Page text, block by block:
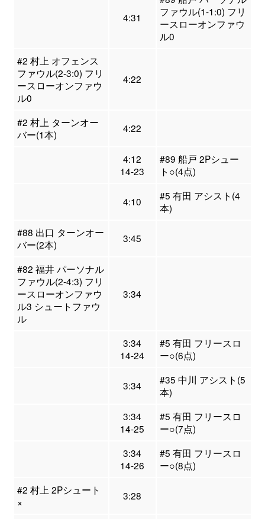
4:31
ファウル(1-1:0) フリ
ースローオンファウ
ル0
#2 村上 オフェンス
ファウル(2-3:0) フリ
ースローオンファウ
ル0
4:22
#2 村上 ターンオー
バー(1本)
4:22
4:12
14-23
#89 船戸 2Pシュー
ト○(4点)
4:10
#5 有田 アシスト(4
本)
#88 出口 ターンオー
バー(2本)
3:45
#82 福井 パーソナル
ファウル(2-4:3) フリ
ースローオンファウ
ル3 シュートファウ
ル
3:34
3:34
14-24
#5 有田 フリースロ
ー○(6点)
3:34
#35 中川 アシスト(5
本)
3:34
14-25
#5 有田 フリースロ
ー○(7点)
3:34
14-26
#5 有田 フリースロ
ー○(8点)
#2 村上 2Pシュート
×
3:28